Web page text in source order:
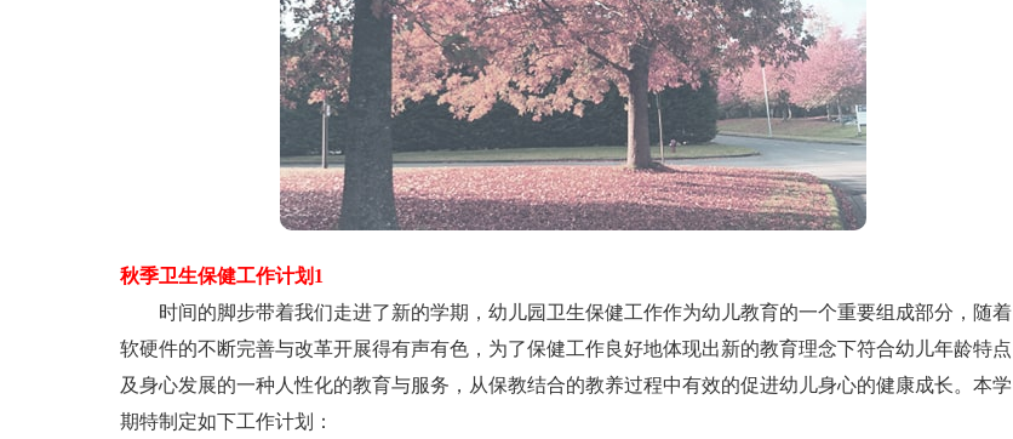
秋季卫生保健工作计划1
时间的脚步带着我们走进了新的学期，幼儿园卫生保健工作作为幼儿教育的一个重要组成部分，随着
软硬件的不断完善与改革开展得有声有色，为了保健工作良好地体现出新的教育理念下符合幼儿年龄特点
及身心发展的一种人性化的教育与服务，从保教结合的教养过程中有效的促进幼儿身心的健康成长。本学
期特制定如下工作计划：